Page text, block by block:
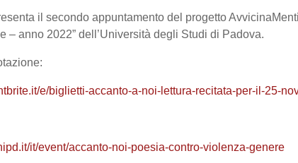
il secondo appuntamento del progetto
– anno 2022” dell’Università degli Studi di Padova.
:
e/biglietti-accanto-a-noi-lettura-recitata-per-il-25-
it/event/accanto-noi-poesia-contro-violenza-genere